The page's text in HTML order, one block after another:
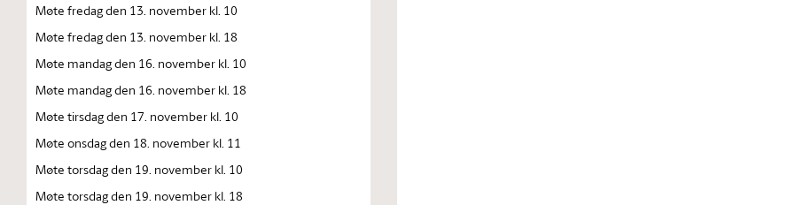
Møte fredag den 13. november kl. 10
Møte fredag den 13. november kl. 18
Møte mandag den 16. november kl. 10
Møte mandag den 16. november kl. 18
Møte tirsdag den 17. november kl. 10
Møte onsdag den 18. november kl. 11
Møte torsdag den 19. november kl. 10
Møte torsdag den 19. november kl. 18